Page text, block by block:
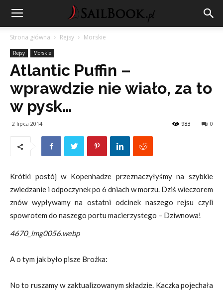
Strona główna Rejsy Morskie
Rejsy Morskie
Atlantic Puffin –
wprawdzie nie wiało, za to
w pysk…
2 lipca 2014 0
983
Krótki postój w Kopenhadze przeznaczyłyśmy na szybkie
zwiedzanie i odpoczynek po 6 dniach w morzu. Dziś wieczorem
znów wypływamy na ostatni odcinek naszego rejsu czyli
spowrotem do naszego portu macierzystego – Dziwnowa!
4670_img0056.webp
A o tym jak było pisze Brożka:
No to ruszamy w zaktualizowanym składzie. Kaczka pojechała